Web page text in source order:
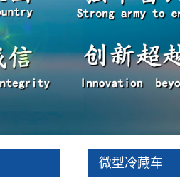
制造工艺
企业文化
资质荣誉
新飞专用车
微型冷藏车